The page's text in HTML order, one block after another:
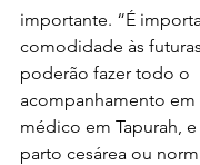
importante. “É
comodidade às
poderão fazer todo o
acompanhamento
médico em Tapurah,
parto cesárea ou